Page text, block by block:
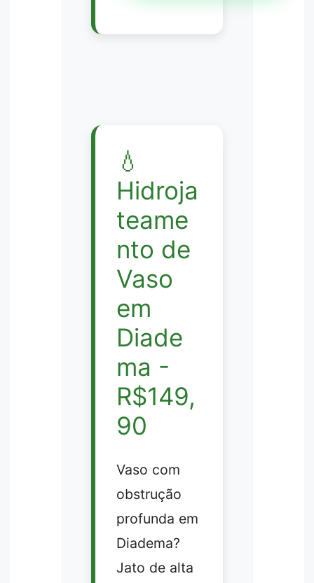
💧
Hidroja
teame
nto de
Vaso
em
Diade
ma -
R$149,
90
Vaso com
obstrução
profunda em
Diadema?
Jato de alta